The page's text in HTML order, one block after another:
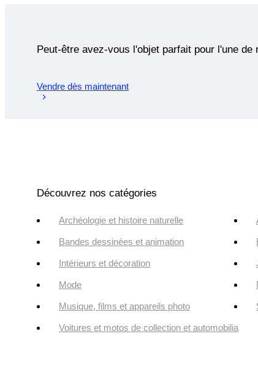
Peut-être avez-vous l'objet parfait pour l'une de
Vendre dès maintenant
Découvrez nos catégories
Archéologie et histoire naturelle
Bandes dessinées et animation
Intérieurs et décoration
Mode
Musique, films et appareils photo
Voitures et motos de collection et automobilia